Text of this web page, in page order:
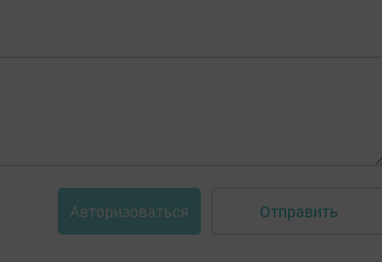
Авторизоваться Отправить